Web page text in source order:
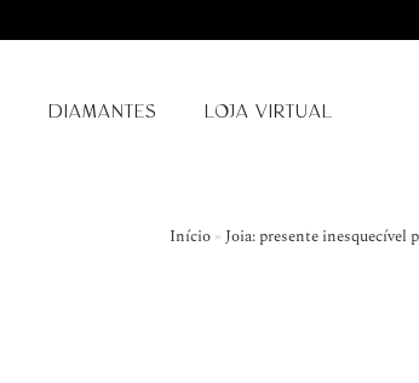
DIAMANTES LOJA VIRTUAL
Início» Joia: presente inesquecível